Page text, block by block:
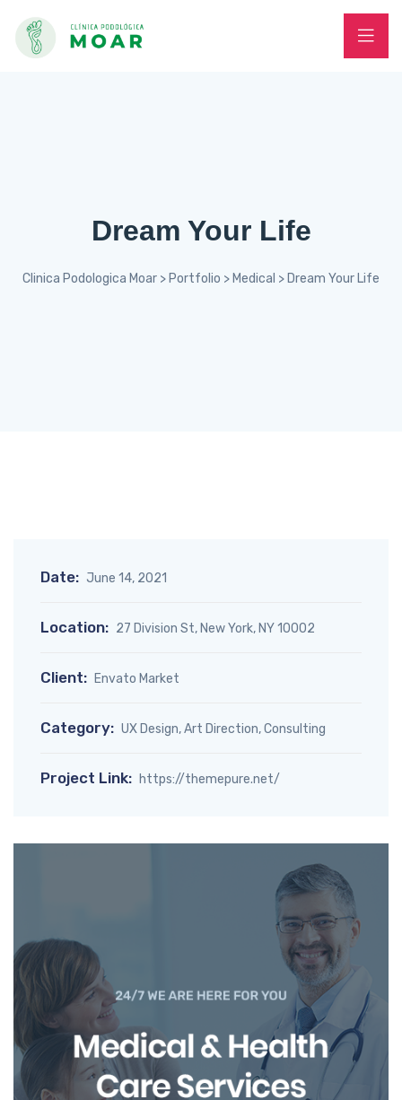
Dream Your Life
Clinica Podologica Moar > Portfolio > Medical > Dream Your Life
Date: June 14, 2021
Location: 27 Division St, New York, NY 10002
Client: Envato Market
Category: UX Design, Art Direction, Consulting
Project Link: https://themepure.net/